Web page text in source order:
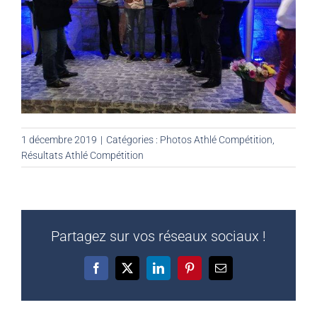
1 décembre 2019 | Catégories : Photos Athlé Compétition
Résultats Athlé Compétition
Partagez sur vos réseaux sociaux !
Facebook
X LinkedInPinterestEmail